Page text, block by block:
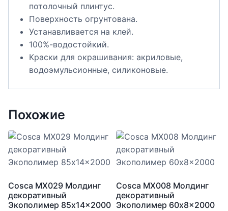
потолочный плинтус.
Поверхность огрунтована.
Устанавливается на клей.
100%-водостойкий.
Краски для окрашивания: акриловые,
водоэмульсионные, силиконовые.
Похожие
Cosca МX029 Молдинг
декоративный
Экополимер 85x14x2000
Cosca MX008 Молдинг
декоративный
Экополимер 60x8x2000